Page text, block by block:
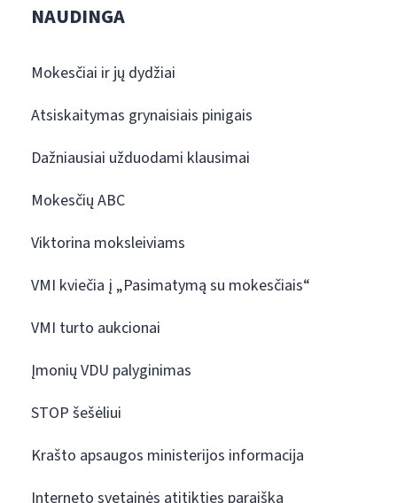
NAUDINGA
Mokesčiai ir jų dydžiai
Atsiskaitymas grynaisiais pinigais
Dažniausiai užduodami klausimai
Mokesčių ABC
Viktorina moksleiviams
VMI kviečia į „Pasimatymą su mokesčiais“
VMI turto aukcionai
Įmonių VDU palyginimas
STOP šešėliui
Krašto apsaugos ministerijos informacija
Interneto svetainės atitikties paraiška